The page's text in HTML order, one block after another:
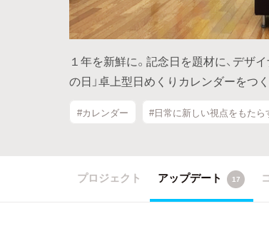
１年を新鮮に。記念日を題材に、デザ
の日」卓上型日めくりカレンダーをつく
#カレンダー #日常に新しい視点をもたら
プロジェクト アップデート 17